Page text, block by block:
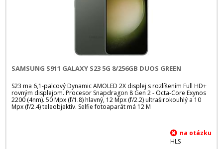
SAMSUNG S911 GALAXY S23 5G 8/256GB DUOS GREEN
S23 ma 6,1-palcový Dynamic AMOLED 2X displej s rozlíšením Full HD+
rovným displejom. Procesor Snapdragon 8 Gen 2 - Octa-Core Exynos
2200 (4nm). 50 Mpx (f/1.8) hlavný, 12 Mpx (f/2.2) ultraširokouhlý a 10
Mpx (f/2.4) teleobjektív. Selfie fotoaparát má 12 M
HLS